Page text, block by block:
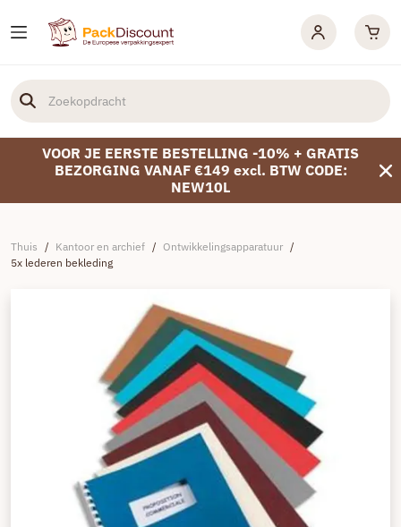
VOOR JE EERSTE BESTELLING -10% + GRATIS
BEZORGING VANAF €149 excl. BTW CODE:
NEW10L
Thuis / Kantoor en archief / Ontwikkelingsapparatuur /
5x lederen bekleding